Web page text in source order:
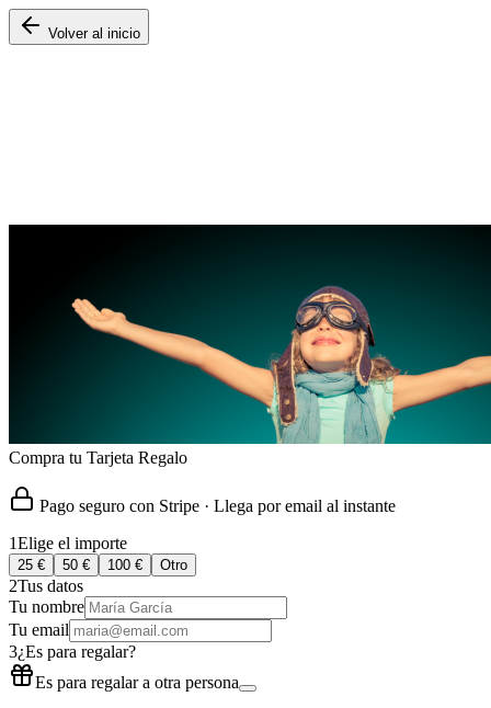
Volver al inicio
Compra tu Tarjeta Regalo
Pago seguro con Stripe · Llega por email al instante
1Elige el importe
25 € 50 € 100 € Otro
2Tus datos
Tu nombre
Tu email
3¿Es para regalar?
Es para regalar a otra persona